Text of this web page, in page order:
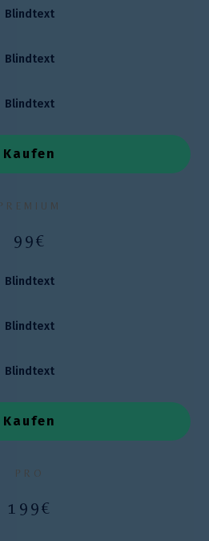
Blindtext
Blindtext
Blindtext
Kaufen
PREMIUM
99€
Blindtext
Blindtext
Blindtext
Kaufen
PRO
199€